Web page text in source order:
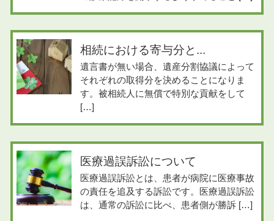
相続における寄与分と...
遺言書が無い場合、遺産分割協議によって
それぞれの取得分を決めることになりま
す。被相続人に無償で特別な貢献をして
[…]
医療過誤訴訟について
医療過誤訴訟とは、患者が病院に医療事故
の責任を追及する訴訟です。医療過誤訴訟
は、通常の訴訟に比べ、患者側が勝訴 […]